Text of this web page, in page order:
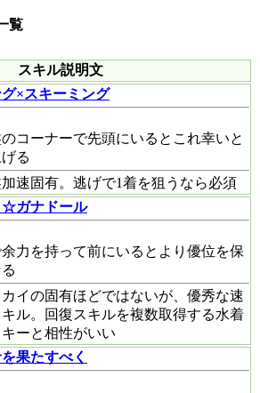
覧
スキル説明文
×スキーミング
コーナーで先頭にいるとこれ幸いと
る
速固有。逃げで1着を狙うなら必須
☆ガナドール
力を持って前にいるとより優位を保
イの固有ほどではないが、優秀な速
ル。回復スキルを複数取得する水着
ーと相性がいい
果たすべく